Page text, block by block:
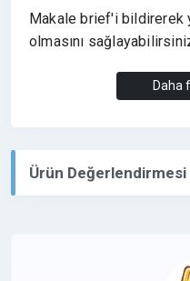
Makale brief'i bildirerek
olmasını
- İçerik biçimi
- Yedek anahtar kelimeler
- Hitap dili
Daha
Ürün Değerlendirmesi